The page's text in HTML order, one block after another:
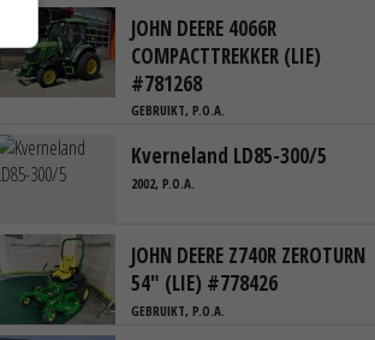
JOHN DEERE 4066R
COMPACTTREKKER (LIE)
#781268
GEBRUIKT, P.O.A.
Kverneland LD85-300/5
2002, P.O.A.
JOHN DEERE Z740R ZEROTURN
54" (LIE) #778426
GEBRUIKT, P.O.A.